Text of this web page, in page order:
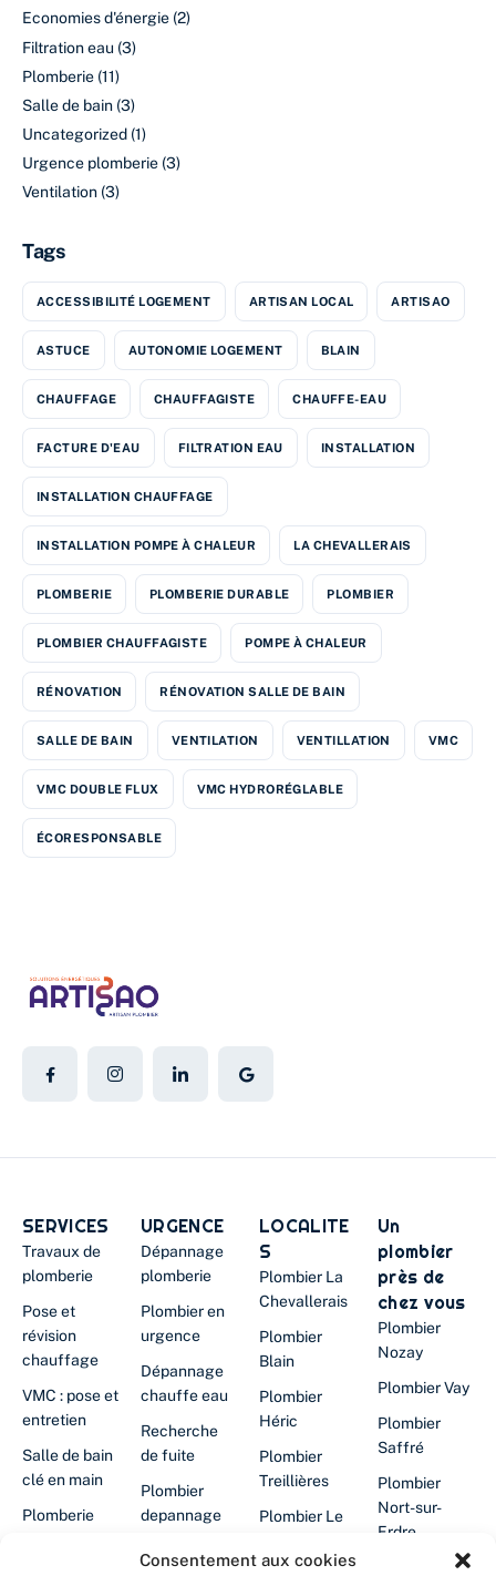
Consentement aux cookies
Economies d'énergie (2)
Filtration eau (3)
Plomberie (11)
Salle de bain (3)
Uncategorized (1)
Urgence plomberie (3)
Ventilation (3)
Tags
ACCESSIBILITÉ LOGEMENT ARTISAN LOCAL ARTISAO
ASTUCE AUTONOMIE LOGEMENT BLAIN
CHAUFFAGE CHAUFFAGISTE CHAUFFE-EAU
FACTURE D'EAU FILTRATION EAU INSTALLATION
INSTALLATION CHAUFFAGE
INSTALLATION POMPE À CHALEUR LA CHEVALLERAIS
PLOMBERIE PLOMBERIE DURABLE PLOMBIER
PLOMBIER CHAUFFAGISTE POMPE À CHALEUR
RÉNOVATION RÉNOVATION SALLE DE BAIN
SALLE DE BAIN VENTILATION VENTILLATION VMC
VMC DOUBLE FLUX VMC HYDRORÉGLABLE
ÉCORESPONSABLE
SERVICES
Travaux de
plomberie
Pose et
révision
chauffage
VMC : pose et
entretien
Salle de bain
clé en main
Plomberie
URGENCE
Dépannage
plomberie
Plombier en
urgence
Dépannage
chauffe eau
Recherche
de fuite
Plombier
depannage
LOCALITE
S
Plombier La
Chevallerais
Plombier
Blain
Plombier
Héric
Plombier
Treillières
Plombier Le
Un
plombier
près de
chez vous
Plombier
Nozay
Plombier Vay
Plombier
Saffré
Plombier
Nort-sur-
Erdre